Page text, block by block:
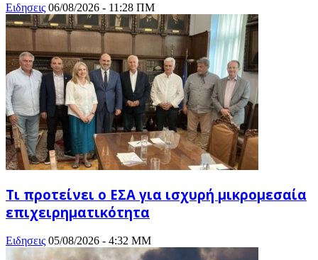
Ειδησεις 06/08/2026 - 11:28 ΠΜ
Τι προτείνει ο ΕΣΑ για ισχυρή μικρομεσαία
επιχειρηματικότητα
Ειδησεις 05/08/2026 - 4:32 ΜΜ